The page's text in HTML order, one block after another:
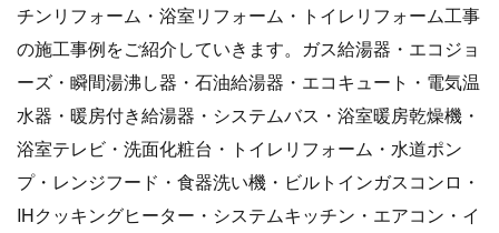
チンリフォーム・浴室リフォーム・トイレリフォーム工事
の施工事例をご紹介していきます。ガス給湯器・エコジョ
ーズ・瞬間湯沸し器・石油給湯器・エコキュート・電気温
水器・暖房付き給湯器・システムバス・浴室暖房乾燥機・
浴室テレビ・洗面化粧台・トイレリフォーム・水道ポン
プ・レンジフード・食器洗い機・ビルトインガスコンロ・
IHクッキングヒーター・システムキッチン・エアコン・イ